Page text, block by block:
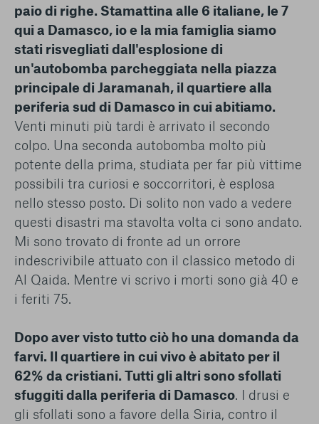
paio di righe. Stamattina alle 6 italiane, le 7
qui a Damasco, io e la mia famiglia siamo
stati risvegliati dall'esplosione di
un'autobomba parcheggiata nella piazza
principale di Jaramanah, il quartiere alla
periferia sud di Damasco in cui abitiamo.
Venti minuti più tardi è arrivato il secondo
colpo. Una seconda autobomba molto più
potente della prima, studiata per far più vittime
possibili tra curiosi e soccorritori, è esplosa
nello stesso posto. Di solito non vado a vedere
questi disastri ma stavolta volta ci sono andato.
Mi sono trovato di fronte ad un orrore
indescrivibile attuato con il classico metodo di
Al Qaida. Mentre vi scrivo i morti sono già 40 e
i feriti 75.
Dopo aver visto tutto ciò ho una domanda da
farvi. Il quartiere in cui vivo è abitato per il
62% da cristiani. Tutti gli altri sono sfollati
sfuggiti dalla periferia di Damasco. I drusi e
gli sfollati sono a favore della Siria, contro il